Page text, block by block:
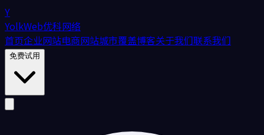
Y
YolkWeb优科网络
首页企业网站电商网站城市覆盖博客关于我们联系我们
免费试用